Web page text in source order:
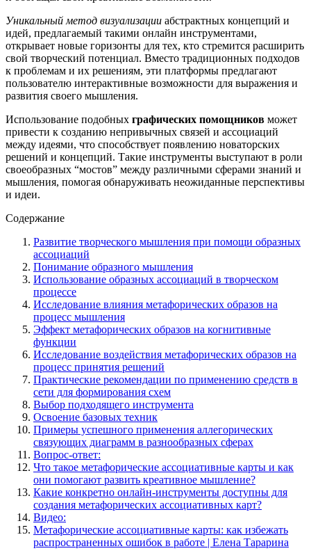
Уникальный метод визуализации абстрактных концепций и
идей, предлагаемый такими онлайн инструментами,
открывает новые горизонты для тех, кто стремится расширить
свой творческий потенциал. Вместо традиционных подходов
к проблемам и их решениям, эти платформы предлагают
пользователю интерактивные возможности для выражения и
развития своего мышления.
Использование подобных графических помощников может
привести к созданию непривычных связей и ассоциаций
между идеями, что способствует появлению новаторских
решений и концепций. Такие инструменты выступают в роли
своеобразных “мостов” между различными сферами знаний и
мышления, помогая обнаруживать неожиданные перспективы
и идеи.
Содержание
Развитие творческого мышления при помощи образных
ассоциаций
Понимание образного мышления
Использование образных ассоциаций в творческом
процессе
Исследование влияния метафорических образов на
процесс мышления
Эффект метафорических образов на когнитивные
функции
Исследование воздействия метафорических образов на
процесс принятия решений
Практические рекомендации по применению средств в
сети для формирования схем
Выбор подходящего инструмента
Освоение базовых техник
Примеры успешного применения аллегорических
связующих диаграмм в разнообразных сферах
Вопрос-ответ:
Что такое метафорические ассоциативные карты и как
они помогают развить креативное мышление?
Какие конкретно онлайн-инструменты доступны для
создания метафорических ассоциативных карт?
Видео:
Метафорические ассоциативные карты: как избежать
распространенных ошибок в работе | Елена Тарарина